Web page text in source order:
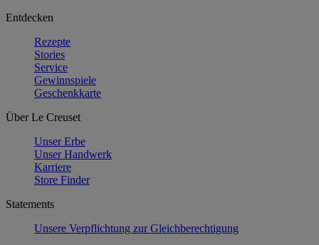
Entdecken
Rezepte
Stories
Service
Gewinnspiele
Geschenkkarte
Über Le Creuset
Unser Erbe
Unser Handwerk
Karriere
Store Finder
Statements
Unsere Verpflichtung zur Gleichberechtigung